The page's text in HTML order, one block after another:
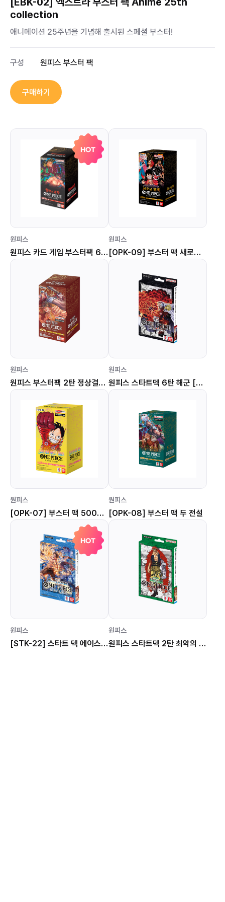
collection
애니메이션 25주년을 기념해 출시된 스페셜 부스터!
구성 원피스 부스터 팩
구매하기
HOT
원피스
원피스 카드 게임 부스터팩 6탄 쌍벽의 패자 OPK-06
원피스
[OPK-09] 부스터 팩 새로운 황제
원피스
원피스 부스터팩 2탄 정상결전 [OPK-02]
원피스
원피스 스타트덱 6탄 해군 [STK-06]
원피스
[OPK-07] 부스터 팩 500년 후의 미래
원피스
[OPK-08] 부스터 팩 두 전설
HOT
원피스
[STK-22] 스타트 덱 에이스 & 뉴게이트
원피스
원피스 스타트덱 2탄 최악의 세대 [STK-02]